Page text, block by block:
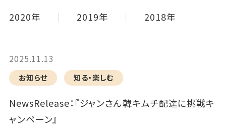
2020年
2019年 2018年
2025.11.13
お知らせ 知る・楽しむ
NewsRelease：『ジャンさん韓キムチ配達に挑戦キ
ャンペーン』